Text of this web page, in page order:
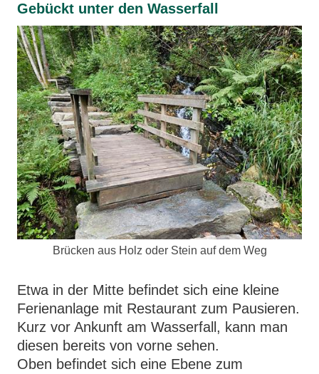
Gebückt unter den Wasserfall
Brücken aus Holz oder Stein auf dem Weg
Etwa in der Mitte befindet sich eine kleine
Ferienanlage mit Restaurant zum Pausieren.
Kurz vor Ankunft am Wasserfall, kann man
diesen bereits von vorne sehen.
Oben befindet sich eine Ebene zum